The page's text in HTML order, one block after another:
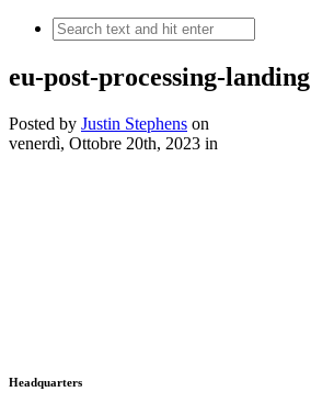
eu-post-processing-landing
Posted by Justin Stephens on
venerdì, Ottobre 20th, 2023 in
Headquarters